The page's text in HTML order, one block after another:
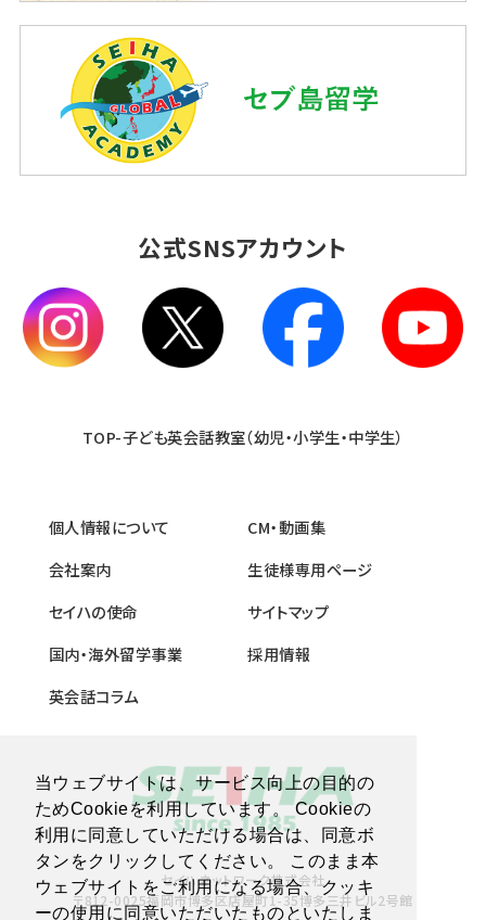
当ウェブサイトは、サービス向上の目的の
ためCookieを利用しています。 Cookieの
利用に同意していただける場合は、同意ボ
タンをクリックしてください。 このまま本
ウェブサイトをご利用になる場合、クッキ
ーの使用に同意いただいたものといたしま
公式SNSアカウント
TOP-子ども英会話教室（幼児・小学生・中学生）
個人情報について
会社案内
セイハの使命
国内・海外留学事業
英会話コラム
CM・動画集
生徒様専用ページ
サイトマップ
採用情報
セイハネットワーク株式会社
〒812-0025福岡市博多区店屋町1-35博多三井ビル2号館